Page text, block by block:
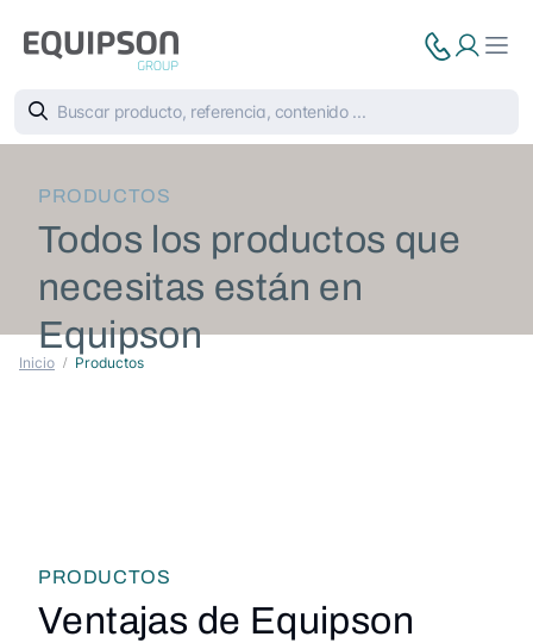
PRODUCTOS
Todos los productos que
necesitas están en
Equipson
Inicio Productos
PRODUCTOS
Ventajas de Equipson